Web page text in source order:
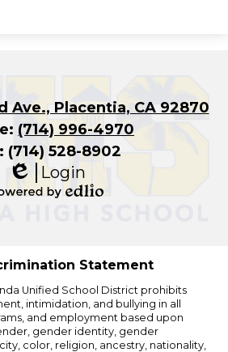
Ave., Placentia, CA 92870
(714) 996-4970
(714) 528-8902
Edlio
Login
Statement
Unified School District prohibits
intimidation, and bullying in all
and employment based upon
gender identity, gender
color, religion, ancestry, nationality,